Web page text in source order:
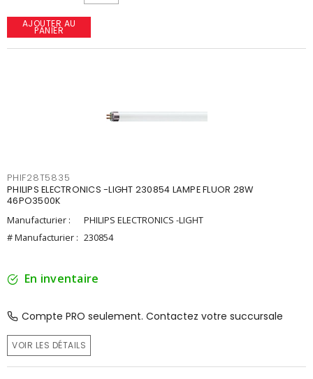
AJOUTER AU
PANIER
PHIF28T5835
PHILIPS ELECTRONICS -LIGHT 230854 LAMPE FLUOR 28W
46PO3500K
Manufacturier :
PHILIPS ELECTRONICS -LIGHT
# Manufacturier : 230854
En inventaire
Compte PRO seulement. Contactez votre succursale
VOIR LES DÉTAILS